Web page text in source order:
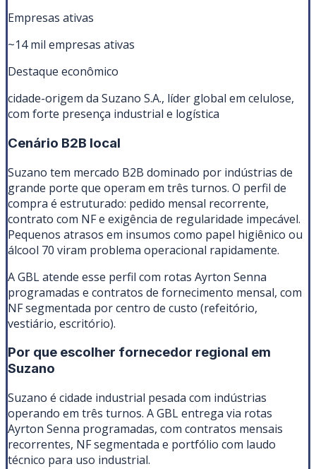
Empresas ativas
~14 mil empresas ativas
Destaque econômico
cidade-origem da Suzano S.A., líder global em celulose,
com forte presença industrial e logística
Cenário B2B local
Suzano tem mercado B2B dominado por indústrias de
grande porte que operam em três turnos. O perfil de
compra é estruturado: pedido mensal recorrente,
contrato com NF e exigência de regularidade impecável.
Pequenos atrasos em insumos como papel higiênico ou
álcool 70 viram problema operacional rapidamente.
A GBL atende esse perfil com rotas Ayrton Senna
programadas e contratos de fornecimento mensal, com
NF segmentada por centro de custo (refeitório,
vestiário, escritório).
Por que escolher fornecedor regional em
Suzano
Suzano é cidade industrial pesada com indústrias
operando em três turnos. A GBL entrega via rotas
Ayrton Senna programadas, com contratos mensais
recorrentes, NF segmentada e portfólio com laudo
técnico para uso industrial.